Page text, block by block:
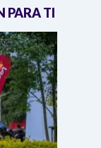
PARA TI